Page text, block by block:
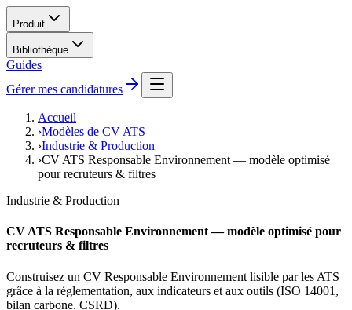
Produit
Bibliothèque
Guides
Gérer mes candidatures
Accueil
›Modèles de CV ATS
›Industrie & Production
›CV ATS Responsable Environnement — modèle optimisé
pour recruteurs & filtres
Industrie & Production
CV ATS Responsable Environnement — modèle optimisé pour
recruteurs & filtres
Construisez un CV Responsable Environnement lisible par les ATS
grâce à la réglementation, aux indicateurs et aux outils (ISO 14001,
bilan carbone, CSRD).